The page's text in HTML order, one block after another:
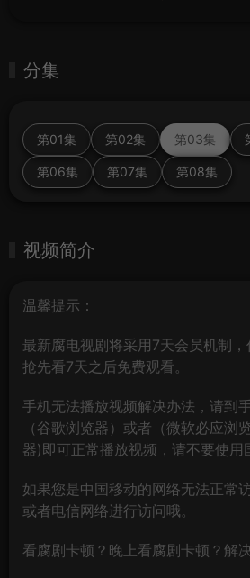
分集
第01集 第02集 第03集
第06集 第07集 第08集
视频简介
温馨提示：
最新腐电视剧将采用7天会员机制
抢先看7天之后免费观看。
手机无法播放视频解决办法，请到
（谷歌浏览器）或者（微软必应浏
器)即可正常播放视频，请不要使用
如果您是中国移动的网络无法正常
或者电信网络进行访问哦。
看腐剧卡顿？晚上看腐剧卡顿？解